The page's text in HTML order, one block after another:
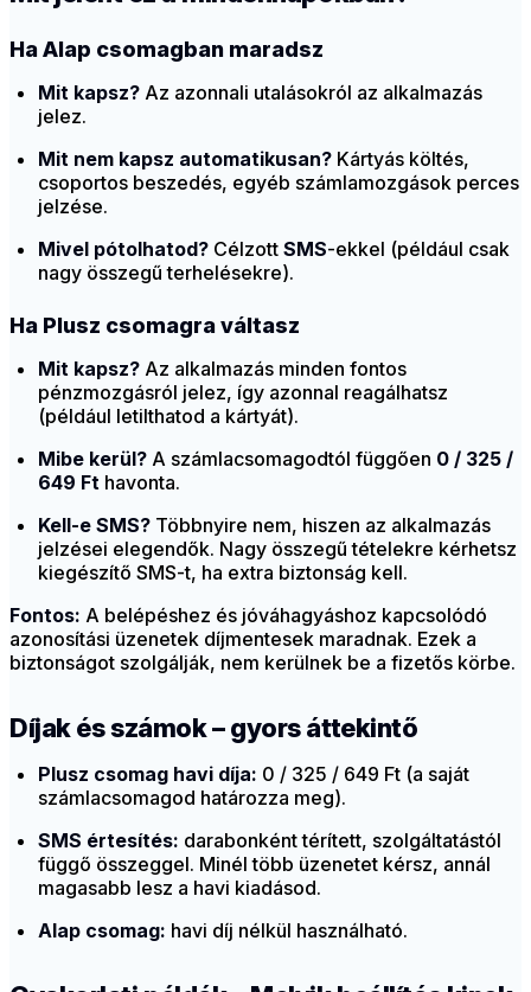
Ha Alap csomagban maradsz
Mit kapsz? Az azonnali utalásokról az alkalmazás
jelez.
Mit nem kapsz automatikusan? Kártyás költés,
csoportos beszedés, egyéb számlamozgások perces
jelzése.
Mivel pótolhatod? Célzott SMS-ekkel (például csak
nagy összegű terhelésekre).
Ha Plusz csomagra váltasz
Mit kapsz? Az alkalmazás minden fontos
pénzmozgásról jelez, így azonnal reagálhatsz
(például letilthatod a kártyát).
Mibe kerül? A számlacsomagodtól függően 0 / 325 /
649 Ft havonta.
Kell-e SMS? Többnyire nem, hiszen az alkalmazás
jelzései elegendők. Nagy összegű tételekre kérhetsz
kiegészítő SMS-t, ha extra biztonság kell.
Fontos: A belépéshez és jóváhagyáshoz kapcsolódó
azonosítási üzenetek díjmentesek maradnak. Ezek a
biztonságot szolgálják, nem kerülnek be a fizetős körbe.
Díjak és számok – gyors áttekintő
Plusz csomag havi díja: 0 / 325 / 649 Ft (a saját
számlacsomagod határozza meg).
SMS értesítés: darabonként térített, szolgáltatástól
függő összeggel. Minél több üzenetet kérsz, annál
magasabb lesz a havi kiadásod.
Alap csomag: havi díj nélkül használható.